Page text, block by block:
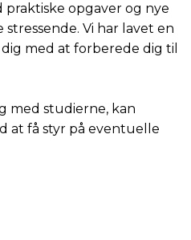
opgaver og nye
Vi har lavet en
med at forberede dig til
med studierne, kan
at få styr på eventuelle